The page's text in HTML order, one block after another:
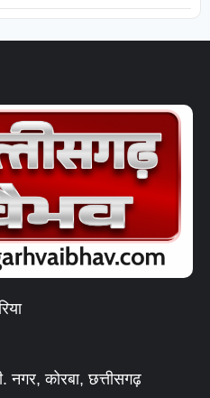
नगर, कोरबा, छत्तीसगढ़